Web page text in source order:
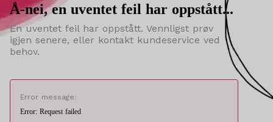
Å-nei, en uventet feil har oppstått...
En uventet feil har oppstått. Vennligst prøv
igjen senere, eller kontakt kundeservice ved
behov.
Error message:
Error: Request failed